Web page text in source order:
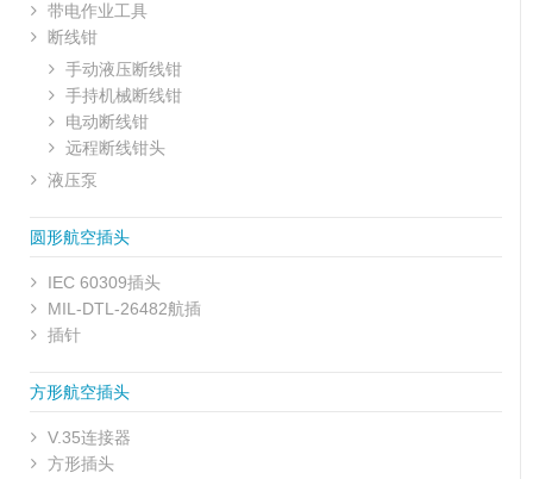
带电作业工具
断线钳
手动液压断线钳
手持机械断线钳
电动断线钳
远程断线钳头
液压泵
圆形航空插头
IEC 60309插头
MIL-DTL-26482航插
插针
方形航空插头
V.35连接器
方形插头